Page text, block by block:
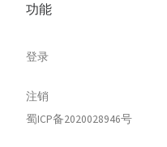
功能
登录
注销
蜀ICP备2020028946号